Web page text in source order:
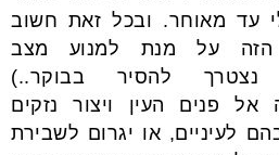
עד מאוחר. ובכל זאת חשוב
על מנת למנוע מצב
נצטרך להסיר בבוקר..)
אל פנים העין ויצור נזקים
לעיניים, או יגרום לשבירת